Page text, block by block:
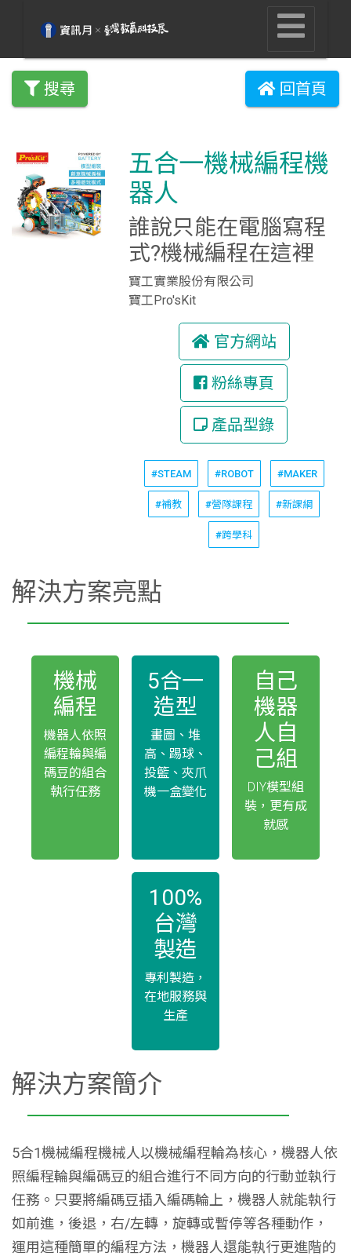
搜尋 回首頁
五合一機械編程機
器人
誰說只能在電腦寫程
式?機械編程在這裡
寶工實業股份有限公司
寶工Pro'sKit
官方網站
粉絲專頁
產品型錄
#STEAM #ROBOT #MAKER
#補教 #營隊課程 #新課綱
#跨學科
解決方案亮點
機械
編程
機器人依照
編程輪與編
碼豆的組合
執行任務
5合一
造型
畫圖、堆
高、踢球、
投籃、夾爪
機一盒變化
自己
機器
人自
己組
DIY模型組
裝，更有成
就感
100%
台灣
製造
專利製造，
在地服務與
生產
解決方案簡介
5合1機械編程機械人以機械編程輪為核心，機器人依
照編程輪與編碼豆的組合進行不同方向的行動並執行
任務。只要將編碼豆插入編碼輪上，機器人就能執行
如前進，後退，右/左轉，旋轉或暫停等各種動作，
運用這種簡單的編程方法，機器人還能執行更進階的